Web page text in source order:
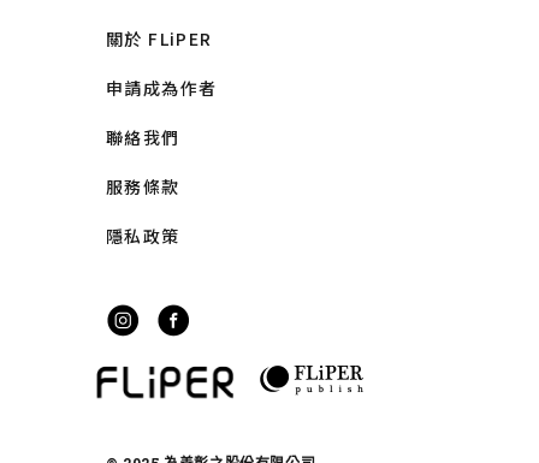
關於 FLiPER
申請成為作者
聯絡我們
服務條款
隱私政策